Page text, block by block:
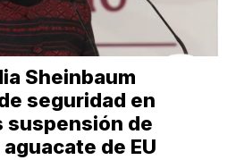
Sheinbaum
seguridad en
suspensión de
de EU